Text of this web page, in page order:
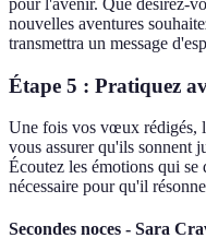
nouvelles aventures
transmettra un message
Étape 5 : Pratiquez
Une fois vos vœux rédigés,
vous assurer qu'ils sonnent
Écoutez les émotions qui se
nécessaire pour qu'il
Secondes noces - Sara